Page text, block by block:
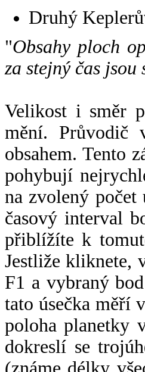
Druhý
"Obsahy ploch
za stejný čas jsou
Velikost i směr
mění. Průvodič
obsahem. Tento
pohybují
na zvolený
časový interval
přiblížíte k
Jestliže kliknete,
F1 a vybraný
tato úsečka měří
poloha planetky
dokreslí se